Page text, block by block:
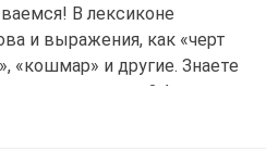
В лексиконе
и выражения, как «черт
«кошмар» и другие. Знаете
и что означают? А надо
( и их много […]